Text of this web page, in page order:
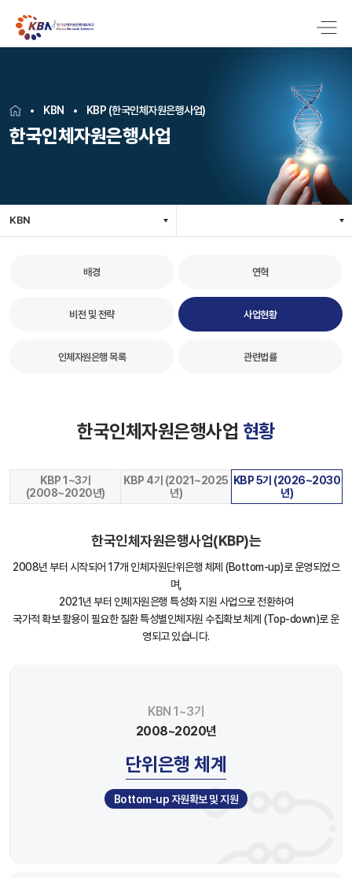
KBN KBP (한국인체자원은행사업)
한국인체자원은행사업
KBN
배경 연혁
비전 및 전략 사업현황
인체자원은행 목록 관련법률
한국인체자원은행사업 현황
KBP 1~3기
(2008~2020년)
KBP 4기 (2021~2025
년)
KBP 5기 (2026~2030
년)
한국인체자원은행사업(KBP)는
2008년 부터 시작되어 17개 인체자원단위은행 체제 (Bottom-up)로 운영되었으
며,
2021년 부터 인체자원은행 특성화 지원 사업으로 전환하여
국가적 확보‧활용이 필요한 질환 특성별인체자원 수집확보 체계 (Top-down)로 운
영되고 있습니다.
KBN 1~3기
2008~2020년
단위은행 체계
Bottom-up 자원확보 및 지원